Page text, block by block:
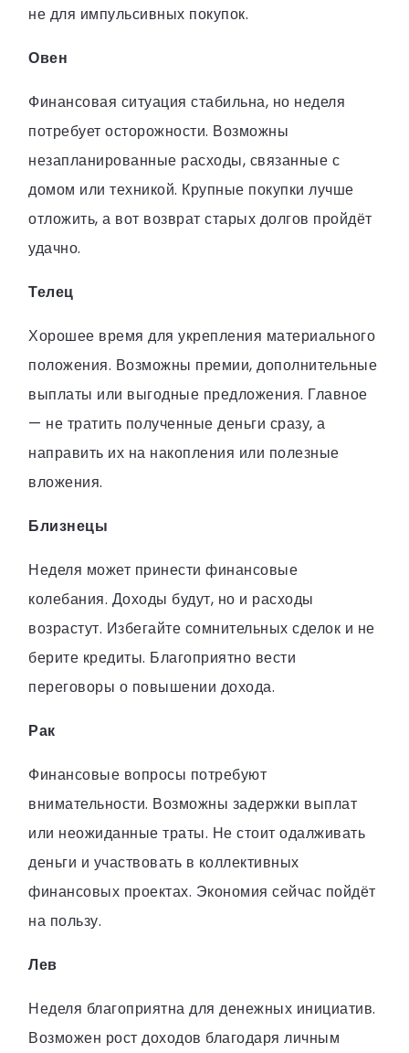
не для импульсивных покупок.
Овен
Финансовая ситуация стабильна, но неделя
потребует осторожности. Возможны
незапланированные расходы, связанные с
домом или техникой. Крупные покупки лучше
отложить, а вот возврат старых долгов пройдёт
удачно.
Телец
Хорошее время для укрепления материального
положения. Возможны премии, дополнительные
выплаты или выгодные предложения. Главное
— не тратить полученные деньги сразу, а
направить их на накопления или полезные
вложения.
Близнецы
Неделя может принести финансовые
колебания. Доходы будут, но и расходы
возрастут. Избегайте сомнительных сделок и не
берите кредиты. Благоприятно вести
переговоры о повышении дохода.
Рак
Финансовые вопросы потребуют
внимательности. Возможны задержки выплат
или неожиданные траты. Не стоит одалживать
деньги и участвовать в коллективных
финансовых проектах. Экономия сейчас пойдёт
на пользу.
Лев
Неделя благоприятна для денежных инициатив.
Возможен рост доходов благодаря личным